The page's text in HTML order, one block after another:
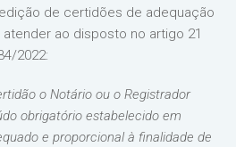
de certidões de adequação
ao disposto no artigo 21
2022:
o Notário ou o Registrador
obrigatório estabelecido em
e proporcional à finalidade de